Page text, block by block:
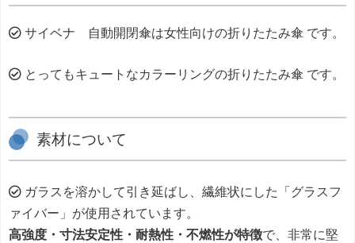
サイベナ 自動開閉傘は女性向けの折りたたみ傘 です。
とってもキュートなカラーリングの折りたたみ傘 です。
素材について
ガラスを溶かして引き延ばし、繊維状にした「グラスフ
ァイバー」が使用されています。
高強度・寸法安定性・耐熱性・不燃性が特徴で、非常に堅